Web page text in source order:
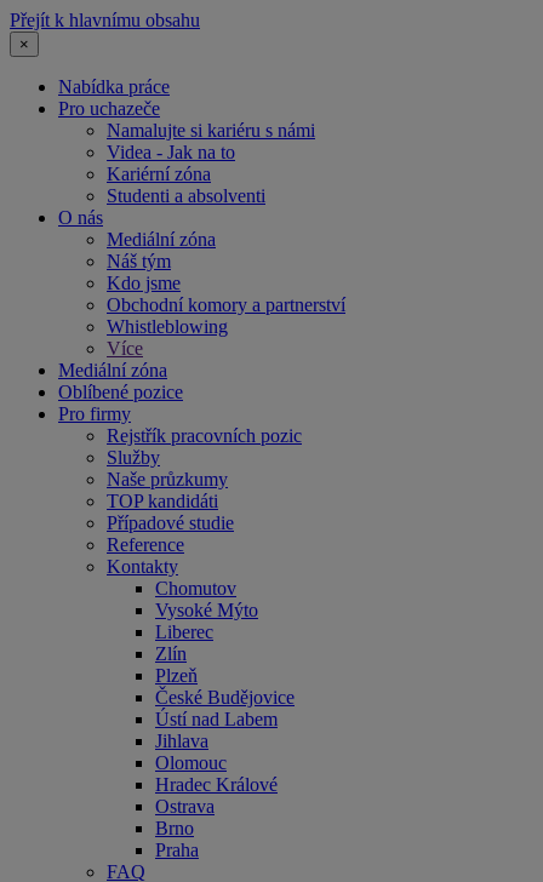
Přejít k hlavnímu obsahu
×
Nabídka práce
Pro uchazeče
Namalujte si kariéru s námi
Videa - Jak na to
Kariérní zóna
Studenti a absolventi
O nás
Mediální zóna
Náš tým
Kdo jsme
Obchodní komory a partnerství
Whistleblowing
Více
Mediální zóna
Oblíbené pozice
Pro firmy
Rejstřík pracovních pozic
Služby
Naše průzkumy
TOP kandidáti
Případové studie
Reference
Kontakty
Chomutov
Vysoké Mýto
Liberec
Zlín
Plzeň
České Budějovice
Ústí nad Labem
Jihlava
Olomouc
Hradec Králové
Ostrava
Brno
Praha
FAQ